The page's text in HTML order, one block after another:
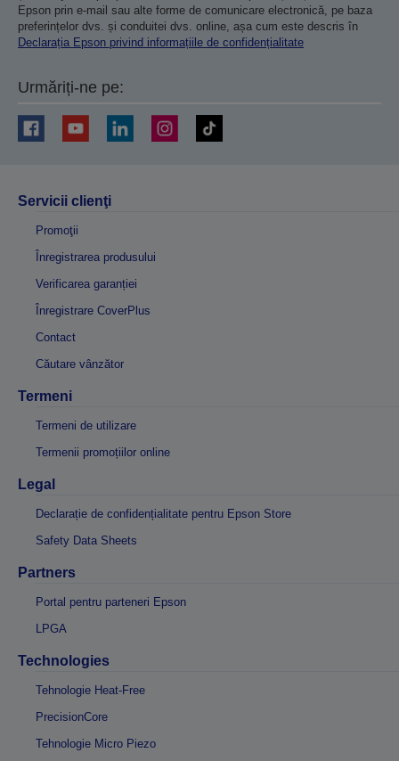
Epson prin e-mail sau alte forme de comunicare electronică, pe baza
preferințelor dvs. și conduitei dvs. online, așa cum este descris în
Declarația Epson privind informațiile de confidențialitate
Urmăriți-ne pe:
Servicii clienţi
Promoţii
Înregistrarea produsului
Verificarea garanției
Înregistrare CoverPlus
Contact
Căutare vânzător
Termeni
Termeni de utilizare
Termenii promoțiilor online
Legal
Declarație de confidențialitate pentru Epson Store
Safety Data Sheets
Partners
Portal pentru parteneri Epson
LPGA
Technologies
Tehnologie Heat-Free
PrecisionCore
Tehnologie Micro Piezo